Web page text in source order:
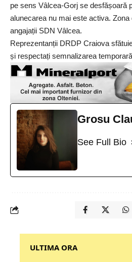
pe sens Vâlcea-Gorj se desfășoară
alunecarea nu mai este activa.
angajații SDN Vâlcea.
Reprezentanții DRDP Craiova
și respectați semnalizarea
Grosu
See Full Bio
‎‎‎‎‎‎‎ULTIMA ORA